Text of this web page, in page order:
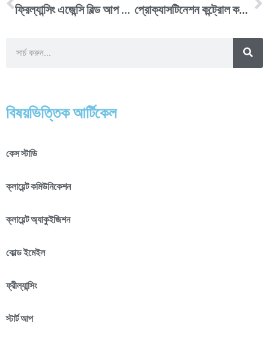
ফ্রিল্যান্সিং এজেন্সি বিল্ড আপ করার এ টু জেড গাইডলাইন (পর্ব ১) প্রোক্যাসটিনেশন কন্ট্রোল করার কোনো উপায় আছে কি?
বিষয়ভিত্তিক আর্টিকেল
কেস স্টাডি
ক্লায়েন্ট কমিউনিকেশন
ক্লায়েন্ট অ্যাকুইজিশন
কোল্ড ইমেইল
ফ্রীল্যান্সিং
স্টার্ট আপ